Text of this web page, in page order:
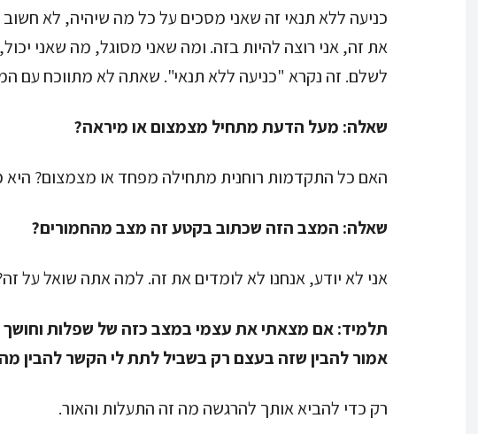
כניעה ללא תנאי זה שאני מסכים על כל מה שיהיה, לא חשוב
את זה, אני רוצה להיות בזה. ומה שאני מסוגל, מה שאני
לשלם. זה נקרא "כניעה ללא תנאי". שאתה לא מתווכח עם
שאלה: מעל הדעת מתחיל מצמצום או מיראה?
האם כל התקדמות רוחנית מתחילה מפחד או מצמצום?
שאלה: המצב הזה שכתוב בקטע זה מצב מהחמורים?
אני לא יודע, אנחנו לא לומדים את זה. למה אתה שואל על
תלמיד:אם מצאתי את עצמי במצב כזה של שפלות וחושך
אמור להבין שזה בעצם רק בשביל לתת לי הקשר להבין
רק כדי להביא אותך להרגשה מה זה התעלות והאור.